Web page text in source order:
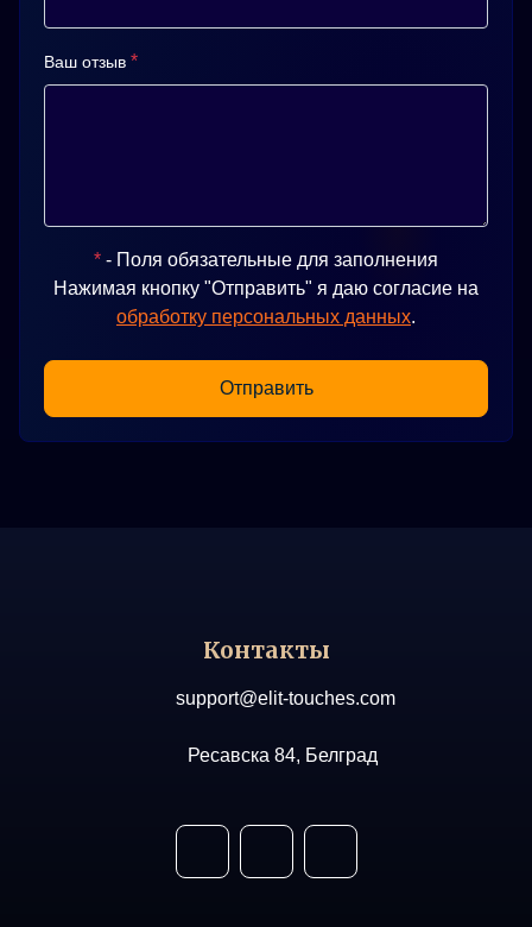
Ваш отзыв *
* - Поля обязательные для заполнения
Нажимая кнопку "Отправить" я даю согласие на
обработку персональных данных.
Отправить
Контакты
support@elit-touches.com
Ресавска 84, Белград